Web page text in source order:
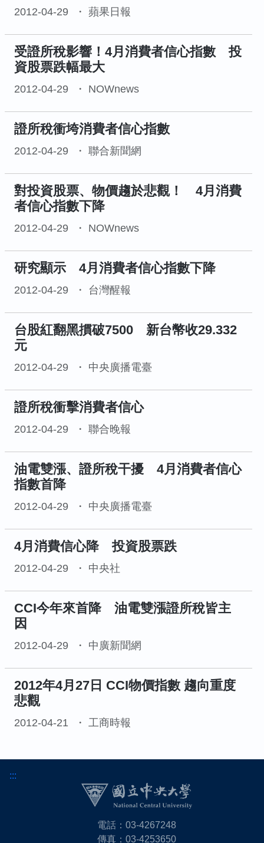
2012-04-29 蘋果日報
受證所稅影響！4月消費者信心指數 投
資股票跌幅最大
2012-04-29 NOWnews
證所稅衝垮消費者信心指數
2012-04-29 聯合新聞網
對投資股票、物價趨於悲觀！ 4月消費
者信心指數下降
2012-04-29 NOWnews
研究顯示 4月消費者信心指數下降
2012-04-29 台灣醒報
台股紅翻黑摜破7500 新台幣收29.332
元
2012-04-29 中央廣播電臺
證所稅衝擊消費者信心
2012-04-29 聯合晚報
油電雙漲、證所稅干擾 4月消費者信心
指數首降
2012-04-29 中央廣播電臺
4月消費信心降 投資股票跌
2012-04-29 中央社
CCI今年來首降 油電雙漲證所稅皆主
因
2012-04-29 中廣新聞網
2012年4月27日 CCI物價指數 趨向重度
悲觀
2012-04-21 工商時報
:::
電話：03-4267248
傳真：03-4253650